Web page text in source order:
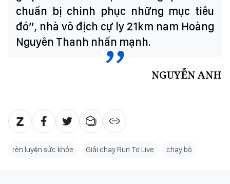
chuẩn bị chinh phục những mục tiêu
đó”, nhà vô địch cự ly 21km nam Hoàng
Nguyên Thanh nhấn mạnh.
NGUYỄN ANH
rèn luyện sức khỏe Giải chạy Run To Live chạy bộ